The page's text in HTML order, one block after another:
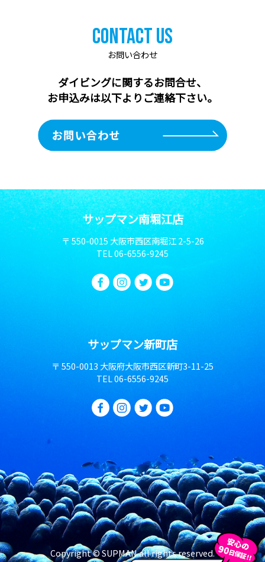
Contact Us
お問い合わせ
ダイビングに関するお問合せ、
お申込みは以下よりご連絡下さい。
サップマン南堀江店
〒 550-0015 大阪市西区南堀江 2-5-26
TEL06-6556-9245
サップマン新町店
〒 550-0013 大阪府大阪市西区新町3-11-25
TEL06-6556-9245
Copyright © SUPMAN all rights reserved.